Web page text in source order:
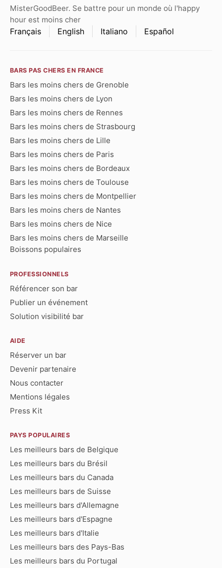
MisterGoodBeer. Se battre pour un monde où l'happy
hour est moins cher
Français English Italiano Español
BARS PAS CHERS EN FRANCE
Bars les moins chers de Grenoble
Bars les moins chers de Lyon
Bars les moins chers de Rennes
Bars les moins chers de Strasbourg
Bars les moins chers de Lille
Bars les moins chers de Paris
Bars les moins chers de Bordeaux
Bars les moins chers de Toulouse
Bars les moins chers de Montpellier
Bars les moins chers de Nantes
Bars les moins chers de Nice
Bars les moins chers de Marseille
Boissons populaires
PROFESSIONNELS
Référencer son bar
Publier un événement
Solution visibilité bar
AIDE
Réserver un bar
Devenir partenaire
Nous contacter
Mentions légales
Press Kit
PAYS POPULAIRES
Les meilleurs bars de Belgique
Les meilleurs bars du Brésil
Les meilleurs bars du Canada
Les meilleurs bars de Suisse
Les meilleurs bars d'Allemagne
Les meilleurs bars d'Espagne
Les meilleurs bars d'Italie
Les meilleurs bars des Pays-Bas
Les meilleurs bars du Portugal